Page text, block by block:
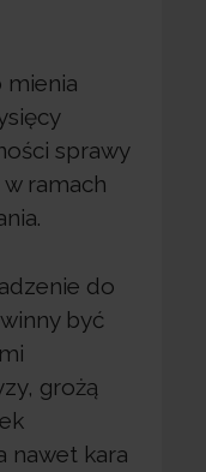
mienia
sprawy
ramach
do
być
grożą
nawet kara